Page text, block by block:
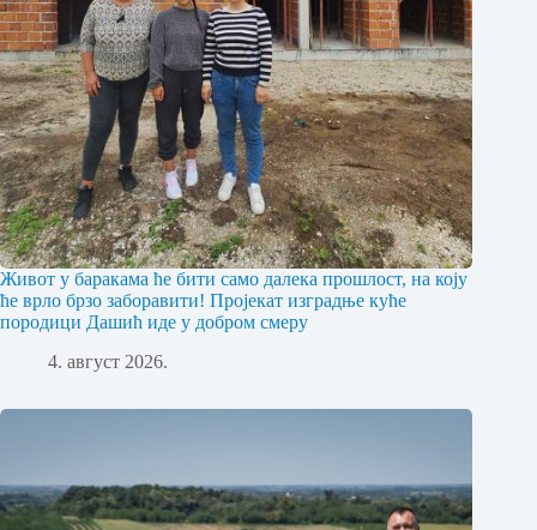
Живот у баракама ће бити само далека прошлост, на коју
ће врло брзо заборавити! Пројекат изградње куће
породици Дашић иде у добром смеру
4. август 2026.